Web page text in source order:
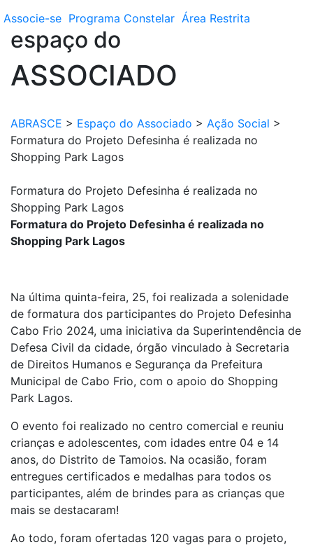
Associe-se Programa Constelar Área Restrita
espaço do
ASSOCIADO
ABRASCE > Espaço do Associado > Ação Social >
Formatura do Projeto Defesinha é realizada no
Shopping Park Lagos
Formatura do Projeto Defesinha é realizada no
Shopping Park Lagos
Formatura do Projeto Defesinha é realizada no
Shopping Park Lagos
Na última quinta-feira, 25, foi realizada a solenidade
de formatura dos participantes do Projeto Defesinha
Cabo Frio 2024, uma iniciativa da Superintendência de
Defesa Civil da cidade, órgão vinculado à Secretaria
de Direitos Humanos e Segurança da Prefeitura
Municipal de Cabo Frio, com o apoio do Shopping
Park Lagos.
O evento foi realizado no centro comercial e reuniu
crianças e adolescentes, com idades entre 04 e 14
anos, do Distrito de Tamoios. Na ocasião, foram
entregues certificados e medalhas para todos os
participantes, além de brindes para as crianças que
mais se destacaram!
Ao todo, foram ofertadas 120 vagas para o projeto,